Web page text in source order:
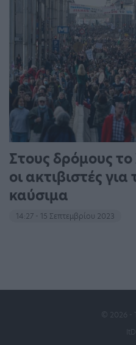
Στους δρόμους
οι ακτιβιστές
καύσιμα
14:27 - 15 Σεπτεμβρίου 2023
© 2026 -